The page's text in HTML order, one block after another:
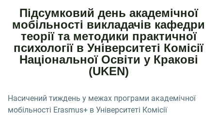
Підсумковий день академічної
мобільності викладачів кафедри
теорії та методики практичної
психології в Університеті Комісії
Національної Освіти у Кракові
(UKEN)
Насичений тиждень у межах програми академічної
мобільності Erasmus+ в Університеті Комісії